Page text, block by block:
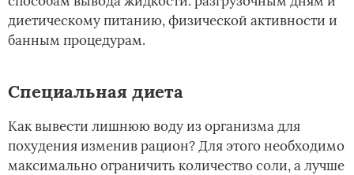
диетическому питанию, физической активности и
банным процедурам.
Специальная диета
Как вывести лишнюю воду из организма для
похудения изменив рацион? Для этого необходимо
максимально ограничить количество соли, а лучше